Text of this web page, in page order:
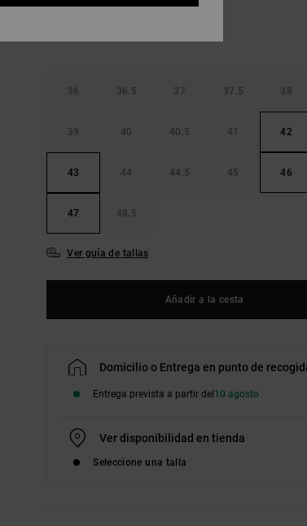
36 36.5 37 37.5 38
39 40 40.5 41 42
43 44 44.5 45 46
47 48.5
Ver guía de tallas
Añadir a la cesta
Domicilio o Entrega en punto de
Entrega prevista a partir del10 agosto
Ver disponibilidad en tienda
Seleccione una talla